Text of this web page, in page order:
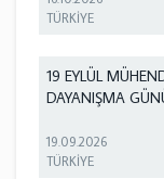
TÜRKİYE
19 EYLÜL
DAYANIŞMA
19.09.2026
TÜRKİYE